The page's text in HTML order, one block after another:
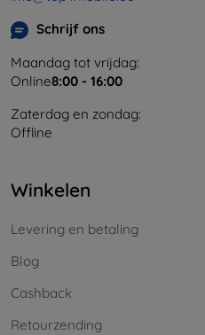
Schrijf ons
Maandag tot vrijdag:
Online8:00 - 16:00
Zaterdag en zondag:
Offline
Winkelen
Levering en betaling
Blog
Cashback
Retourzending